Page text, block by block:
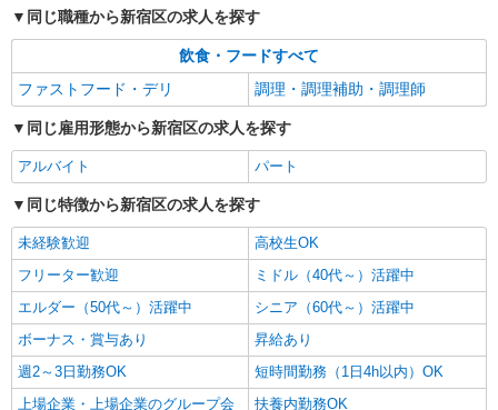
キープ 詳細を見る
同じ職種から新宿区の求人を探す
飲食・フードすべて
ファストフード・デリ
調理・調理補助・調理師
同じ雇用形態から新宿区の求人を探す
アルバイト パート
同じ特徴から新宿区の求人を探す
未経験歓迎
高校生OK
フリーター歓迎
ミドル（40代～）活躍中
エルダー（50代～）活躍中
シニア（60代～）活躍中
ボーナス・賞与あり
昇給あり
週2～3日勤務OK
短時間勤務（1日4h以内）OK
上場企業・上場企業のグループ会
扶養内勤務OK